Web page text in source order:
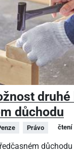
důchodu
Právo čtení